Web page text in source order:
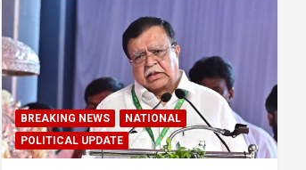
BREAKING NEWS
NATIONAL
POLITICAL UPDATE